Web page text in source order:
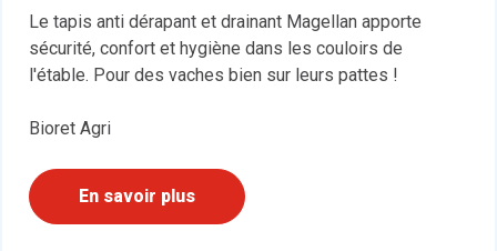
Le tapis anti dérapant et drainant Magellan apporte
sécurité, confort et hygiène dans les couloirs de
l'étable. Pour des vaches bien sur leurs pattes !
Bioret Agri
En savoir plus